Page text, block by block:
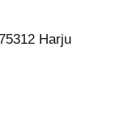
Harju